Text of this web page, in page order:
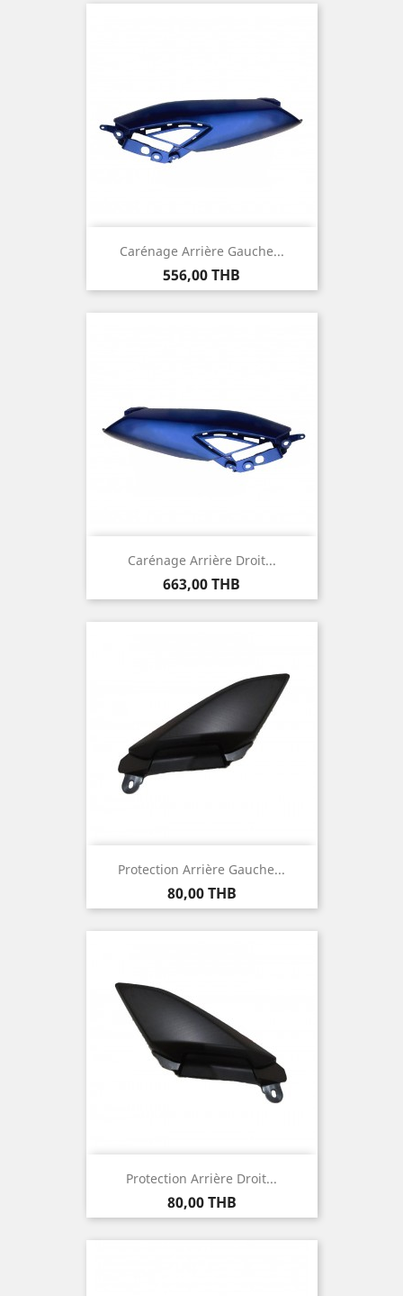
Carénage Arrière Gauche...
Prix
556,00 THB
Carénage Arrière Droit...
Prix
663,00 THB
Protection Arrière Gauche...
Prix
80,00 THB
Protection Arrière Droit...
Prix
80,00 THB